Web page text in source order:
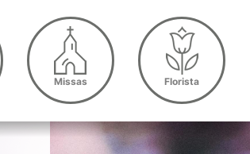
Missas Florista